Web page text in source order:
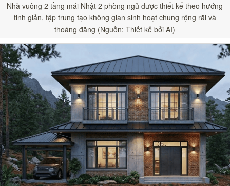
Nhà vuông 2 tầng mái Nhật 2 phòng ngủ được thiết kế theo hướng
tinh giản, tập trung tạo không gian sinh hoạt chung rộng rãi và
thoáng đãng (Nguồn: Thiết kế bởi AI)